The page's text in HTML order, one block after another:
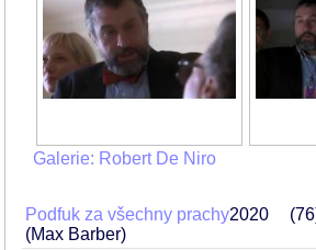
Galerie: Robert De Niro
Podfuk za všechny prachy2020
76
(Max Barber)